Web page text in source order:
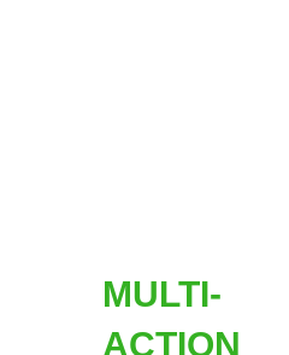
MULTI-
ACTION